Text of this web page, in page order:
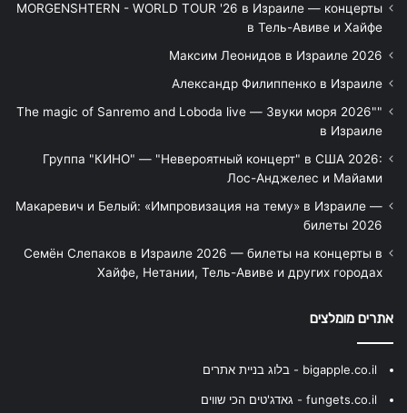
MORGENSHTERN - WORLD TOUR '26 в Израиле — концерты
в Тель-Авиве и Хайфе
Максим Леонидов в Израиле 2026
Александр Филиппенко в Израиле
"The magic of Sanremo and Loboda live — Звуки моря 2026"
в Израиле
Группа "КИНО" — "Невероятный концерт" в США 2026:
Лос-Анджелес и Майами
Макаревич и Белый: «Импровизация на тему» в Израиле —
билеты 2026
Семён Слепаков в Израиле 2026 — билеты на концерты в
Хайфе, Нетании, Тель-Авиве и других городах
אתרים מומלצים
bigapple.co.il - בלוג בניית אתרים
fungets.co.il - גאדג'טים הכי שווים